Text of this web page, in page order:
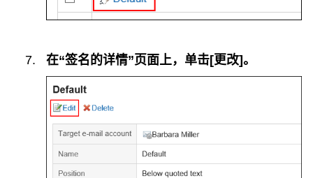
在“签名的详情”页面上，单击[更改]。